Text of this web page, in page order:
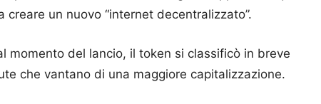
un nuovo “internet decentralizzato”.
momento del lancio, il token si classificò in breve
che vantano di una maggiore capitalizzazione.